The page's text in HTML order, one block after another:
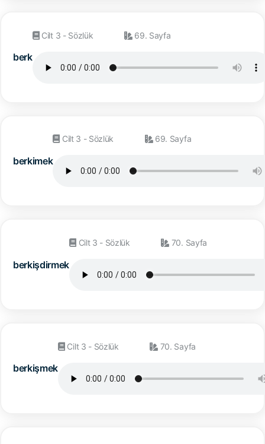
berk
Cilt 3 - Sözlük 69. Sayfa
berkimek
Cilt 3 - Sözlük 69. Sayfa
berkişdirmek
Cilt 3 - Sözlük 70. Sayfa
berkişmek
Cilt 3 - Sözlük 70. Sayfa